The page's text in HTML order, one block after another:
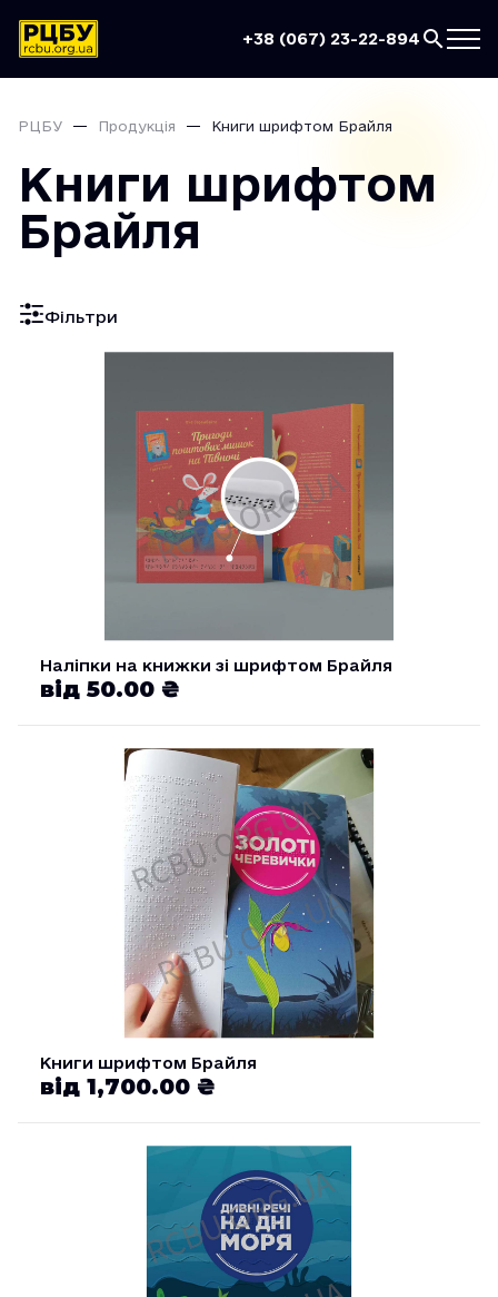
+38 (067) 23-22-894
РЦБУ Продукція Книги шрифтом Брайля
Книги шрифтом
Брайля
Фільтри
Наліпки на книжки зі шрифтом Брайля
від 50.00 ₴
Книги шрифтом Брайля
від 1,700.00 ₴